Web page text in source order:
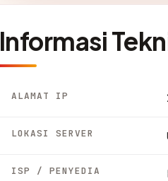
Informasi
ALAMAT IP
LOKASI SERVER
ISP / PENYEDIA